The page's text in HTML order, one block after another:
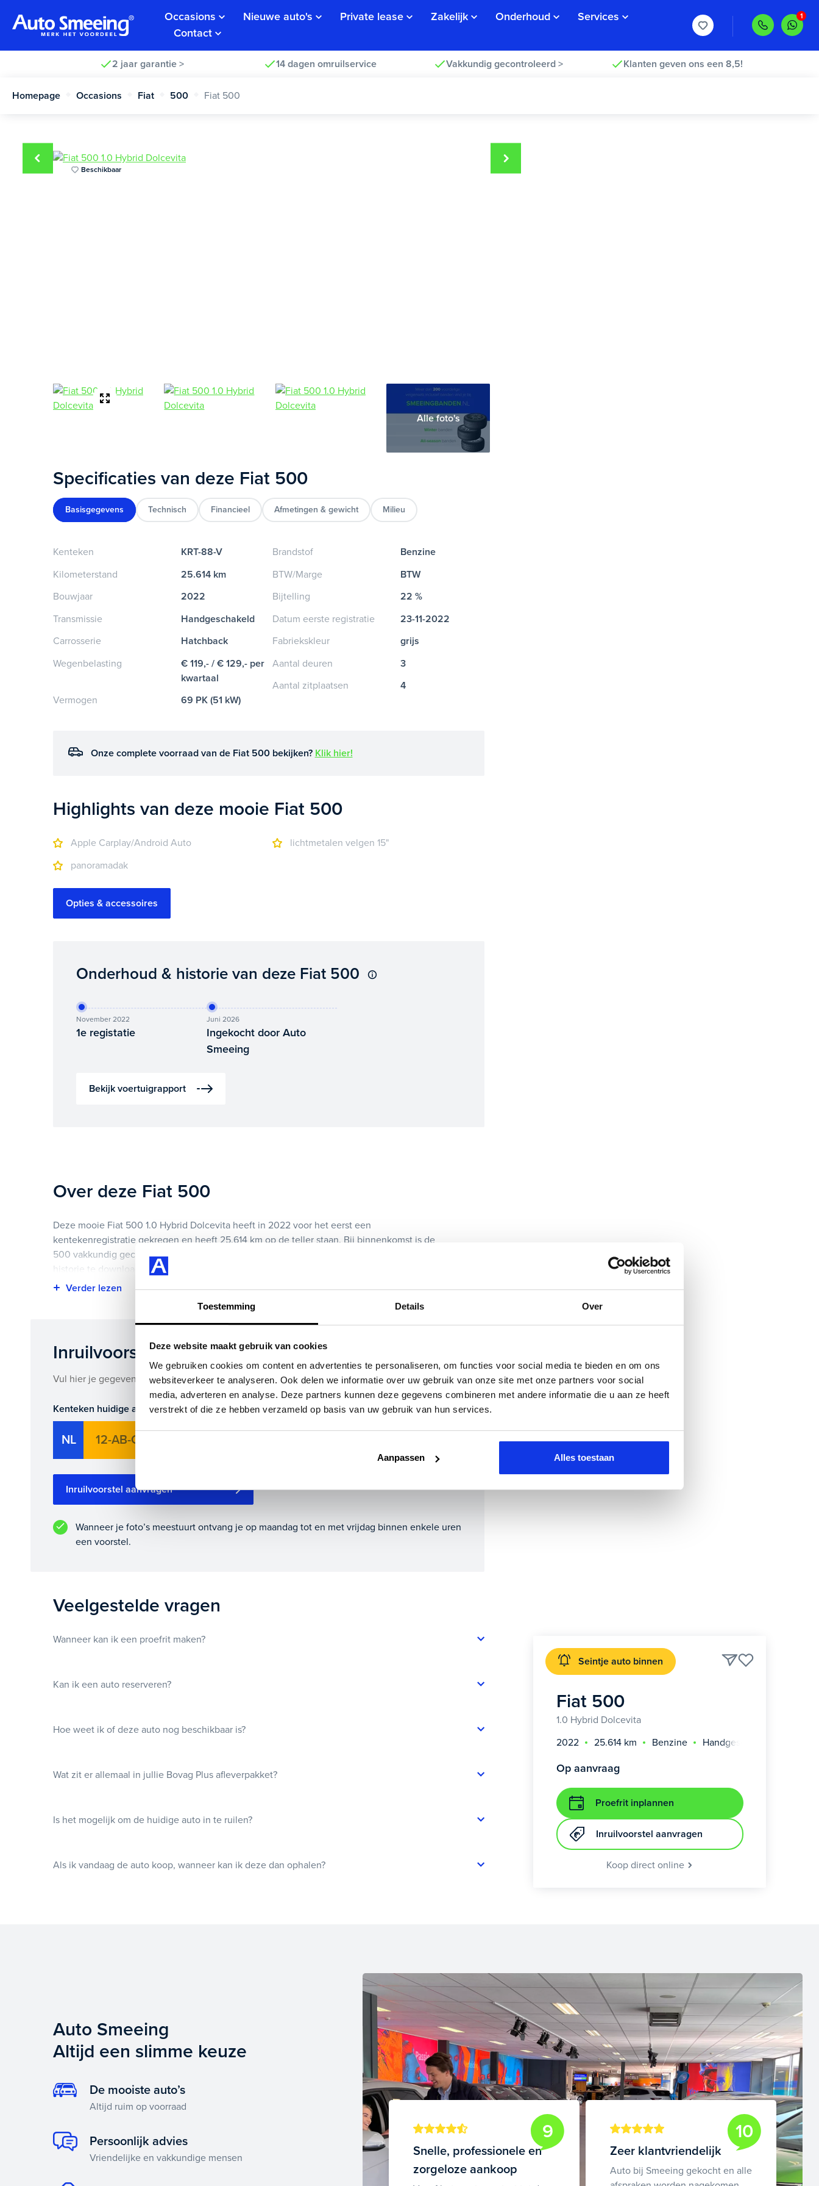
Toestemming Details Over
Deze website maakt gebruik van cookies
We gebruiken cookies om content en advertenties te personaliseren, om functies voor social media te bieden en om ons
websiteverkeer te analyseren. Ook delen we informatie over uw gebruik van onze site met onze partners voor social
media, adverteren en analyse. Deze partners kunnen deze gegevens combineren met andere informatie die u aan ze heeft
verstrekt of die ze hebben verzameld op basis van uw gebruik van hun services.
Aanpassen Alles toestaan
Occasions Nieuwe auto's Private lease Zakelijk Onderhoud
Services
Contact
2 jaar garantie > 14 dagen omruilservice Vakkundig gecontroleerd > Klanten geven ons een 8,5!
Homepage Occasions Fiat 500 Fiat 500
Beschikbaar
Alle foto's
Seintje auto binnen
Fiat 500
1.0 Hybrid Dolcevita
2022
25.614 km Benzine Handgeschakeld
Op aanvraag
Proefrit inplannen
Inruilvoorstel aanvragen
Koop direct online
Specificaties van deze Fiat 500
Basisgegevens Technisch Financieel Afmetingen & gewicht Milieu
Kenteken
KRT-88-V
Kilometerstand
25.614 km
Bouwjaar
2022
Transmissie
Handgeschakeld
Carrosserie
Hatchback
Wegenbelasting
€ 119,- / € 129,- per
kwartaal
Vermogen
69 PK (51 kW)
Brandstof
Benzine
BTW/Marge
BTW
Bijtelling
22 %
Datum eerste registratie
23-11-2022
Fabriekskleur
grijs
Aantal deuren
3
Aantal zitplaatsen
4
Onze complete voorraad van de Fiat 500 bekijken? Klik hier!
Highlights van deze mooie Fiat 500
Apple Carplay/Android Auto
lichtmetalen velgen 15"
panoramadak
Opties & accessoires
Onderhoud & historie van deze Fiat 500
November 2022
1e registatie
Juni 2026
Ingekocht door Auto
Smeeing
Bekijk voertuigrapport
Over deze Fiat 500
Deze mooie Fiat 500 1.0 Hybrid Dolcevita heeft in 2022 voor het eerst een
kentekenregistratie gekregen en heeft 25.614 km op de teller staan. Bij binnenkomst is de
500 vakkundig gecontroleerd. Het voertuigrapport is op deze pagina bij onderhoud en
historie te downloaden.
15", panoramadak en nog veel meer.
Je koopt hem voor € 0,- maar je kan deze Fiat 500 ook bij ons financieren of leasen.
Maak snel een afspraak in de showroom of bestel hem direct online.
Inruilvoorstel op deze auto?
Vul hier je gegevens in en vergeet niet foto's van je inruilauto mee te sturen.
Kenteken huidige auto
NL
Kilometerstand (bij benadering)
Inruilvoorstel aanvragen
Wanneer je foto’s meestuurt ontvang je op maandag tot en met vrijdag binnen enkele uren
een voorstel.
Veelgestelde vragen
Wanneer kan ik een proefrit maken?
Kan ik een auto reserveren?
Hoe weet ik of deze auto nog beschikbaar is?
Wat zit er allemaal in jullie Bovag Plus afleverpakket?
Is het mogelijk om de huidige auto in te ruilen?
Als ik vandaag de auto koop, wanneer kan ik deze dan ophalen?
Auto Smeeing
Altijd een slimme keuze
De mooiste auto’s
Altijd ruim op voorraad
Persoonlijk advies
Vriendelijke en vakkundige mensen
9
Snelle, professionele en
zorgeloze aankoop
10
Zeer klantvriendelijk
Auto bij Smeeing gekocht en alle